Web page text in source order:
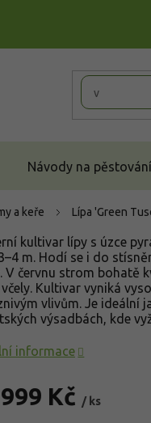
Návody na
a keře Lípa 'Green
Kč / ks
kultivar lípy s úzce
m. Hodí se i do
V červnu strom bohatě
Kultivar vyniká
vlivům. Je ideální
výsadbách, kde
informace